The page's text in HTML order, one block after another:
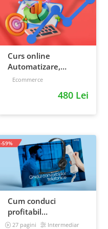
Curs online
Automatizare,
scalare si loializare:
strategia de business
Ecommerce
480 Lei
Cum conduci
profitabil
convorbirile
27 pagini Intermediar
-59%